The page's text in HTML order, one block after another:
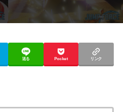
送る Pocket リンク